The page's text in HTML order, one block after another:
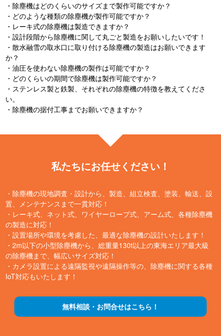
・除塵機はどのくらいのサイズまで製作可能ですか？
・どのような種類の除塵機が製作可能ですか？
・レーキ式の除塵機は製造できますか？
・設計段階から除塵機に関して丸ごと製造をお願いしたいです！
・散水融雪の取水口に取り付ける除塵機の製造はお願いできます
か？
・油圧を使わない除塵機の製作は可能ですか？
・どのくらいの期間で除塵機は製作可能ですか？
・ステンレス製と鉄製、それぞれの除塵機の特徴を教えてくださ
い。
・除塵機の据付工事までお願いできますか？
私たちにお任せください！
・除塵機の現地調査・設計から、製造、組立検査、塗装、輸送、設
置、メンテナンスまで一貫対応！
・レーキ式、ネット式、ワイヤーロープ式、アーム式、各種除塵機
の製造に対応！
・設置場所や環境を考慮した、最適な除塵機の設計いたします！
・2m以下の小型除塵機から、総重量130t以上の東海エリア最大級
の除塵機まで、幅広いサイズ対応！
・カメラ設置による遠隔監視や遠隔操作等の、除塵機に関する各種
IoT対応もいたします！
無料相談・お問合せはこちら！